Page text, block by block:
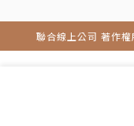
聯合線上公司 著作